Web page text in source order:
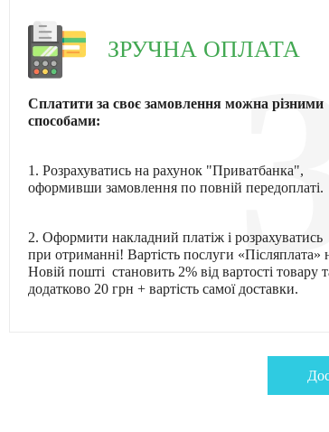
3
ЗРУЧНА ОПЛАТА
Сплатити за своє замовлення можна різними
способами:
1. Розрахуватись на рахунок "Приватбанка",
оформивши замовлення по повній передоплаті.
2. Оформити накладний платіж і розрахуватись
при отриманні! Вартість послуги «Післяплата»
Новій пошті становить 2% від вартості товару
додатково 20 грн + вартість самої доставки.